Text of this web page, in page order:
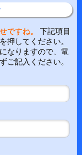
ですね。
下記項目
押してください。
なりますので、電
ご記入ください。